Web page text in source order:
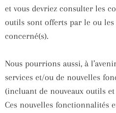
et vous devriez consulter les
outils sont offerts par le ou
concerné(s).
Nous pourrions aussi, à
services et/ou de nouvelles
(incluant de nouveaux outils
Ces nouvelles fonctionnalités